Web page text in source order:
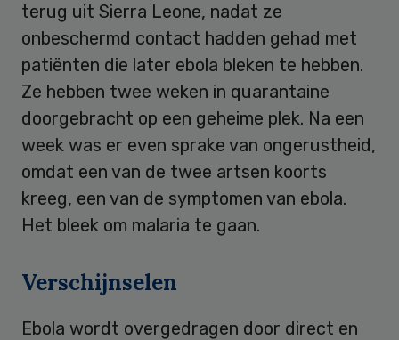
terug uit Sierra Leone, nadat ze
onbeschermd contact hadden gehad met
patiënten die later ebola bleken te hebben.
Ze hebben twee weken in quarantaine
doorgebracht op een geheime plek. Na een
week was er even sprake van ongerustheid,
omdat een van de twee artsen koorts
kreeg, een van de symptomen van ebola.
Het bleek om malaria te gaan.
Verschijnselen
Ebola wordt overgedragen door direct en